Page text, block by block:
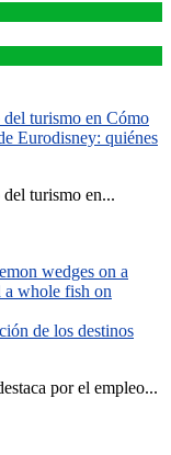
turismo en Cómo
Eurodisney: quiénes
turismo en...
de los destinos
por el empleo...